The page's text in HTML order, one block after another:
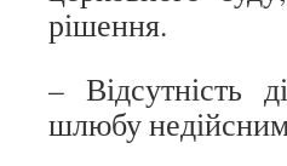
рішення.
– Відсутність
шлюбу